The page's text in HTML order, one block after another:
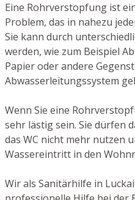
Eine Rohrverstopfung ist
Problem, das in nahezu
Sie kann durch
werden, wie zum Beispiel
Papier oder andere
Abwasserleitungssystem
Wenn Sie eine
sehr lästig sein. Sie dürfen
das WC nicht mehr nutzen
Wassereintritt in den
Wir als Sanitärhilfe in